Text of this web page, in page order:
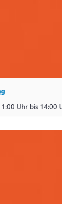
Uhr bis 14:00